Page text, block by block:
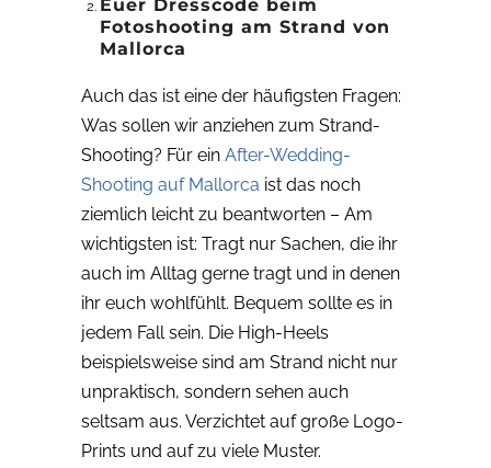
Euer Dresscode beim
Fotoshooting am Strand von
Mallorca
Auch das ist eine der häufigsten Fragen:
Was sollen wir anziehen zum Strand-
Shooting? Für ein After-Wedding-
Shooting auf Mallorca ist das noch
ziemlich leicht zu beantworten – Am
wichtigsten ist: Tragt nur Sachen, die ihr
auch im Alltag gerne tragt und in denen
ihr euch wohlfühlt. Bequem sollte es in
jedem Fall sein. Die High-Heels
beispielsweise sind am Strand nicht nur
unpraktisch, sondern sehen auch
seltsam aus. Verzichtet auf große Logo-
Prints und auf zu viele Muster.